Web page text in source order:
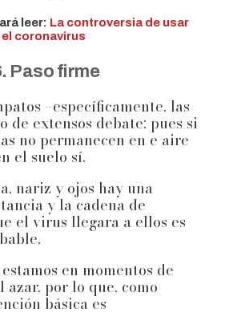
leer: La controversia de usar
coronavirus
Paso firme
–específicamente, las
de extensos debate; pues si
no permanecen en e aire
el suelo sí.
nariz y ojos hay una
y la cadena de
el virus llegara a ellos es
en momentos de
azar, por lo que, como
básica es